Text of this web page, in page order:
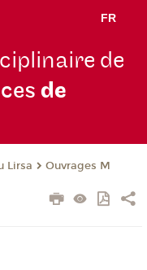
FR
de
de
Lirsa Ouvrages M